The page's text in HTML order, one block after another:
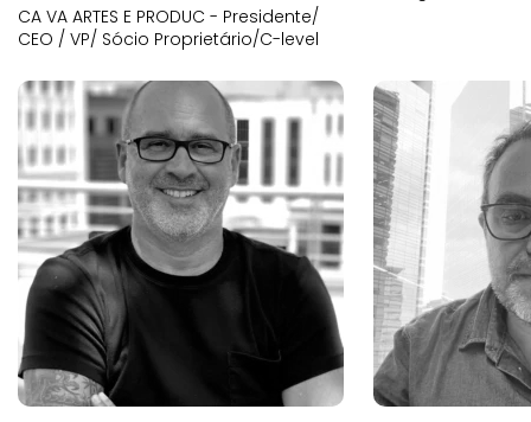
CA VA ARTES E PRODUC - Presidente/
CEO / VP/ Sócio Proprietário/C-level